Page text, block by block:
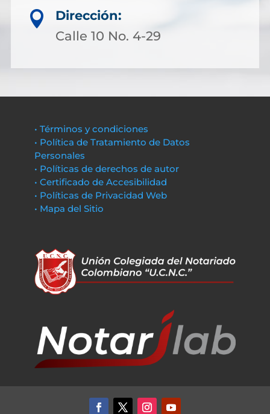

Dirección:
Calle 10 No. 4-29
• Términos y condiciones
• Política de Tratamiento de Datos
Personales
• Políticas de derechos de autor
• Certificado de Accesibilidad
• Políticas de Privacidad Web
• Mapa del Sitio